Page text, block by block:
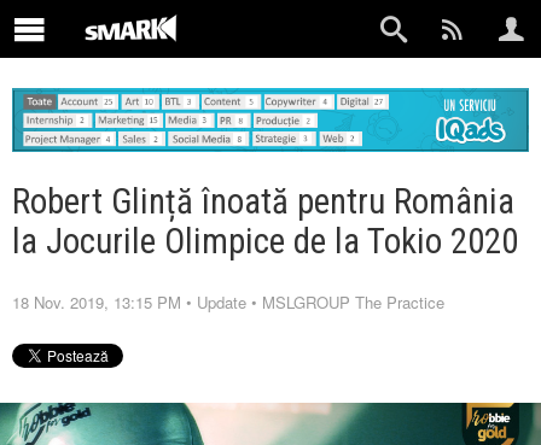
Robert Glință înoată pentru România
la Jocurile Olimpice de la Tokio 2020
18 Nov. 2019, 13:15 PM • Update • MSLGROUP The Practice